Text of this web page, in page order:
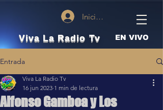
Iniciar sesión
Viva La Radio Tv EN VIVO
Entrada
Alfonso Gamboa y Los
Viva La Radio Tv
16 jun 2023 1 min de lectura